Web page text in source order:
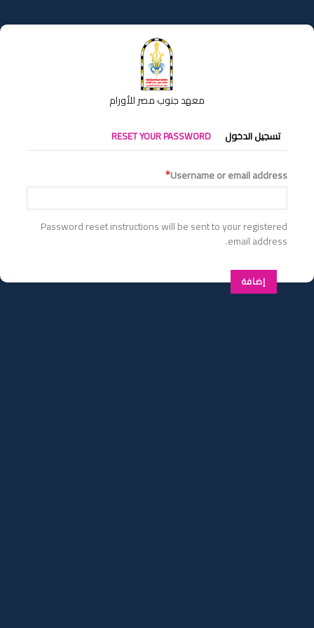
إلى
المحتوى
معهد جنوب مصر للأورام
التبويبات
الأساسية
تسجيل الدخول RESET YOUR PASSWORD
Username or email address
Password reset instructions will be sent to your registered
email address.